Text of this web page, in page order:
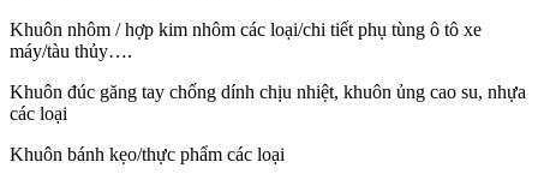
Khuôn nhôm / hợp kim nhôm các loại/chi tiết phụ tùng ô tô xe
máy/tàu thủy….
Khuôn đúc găng tay chống dính chịu nhiệt, khuôn ủng cao su, nhựa
các loại
Khuôn bánh kẹo/thực phẩm các loại